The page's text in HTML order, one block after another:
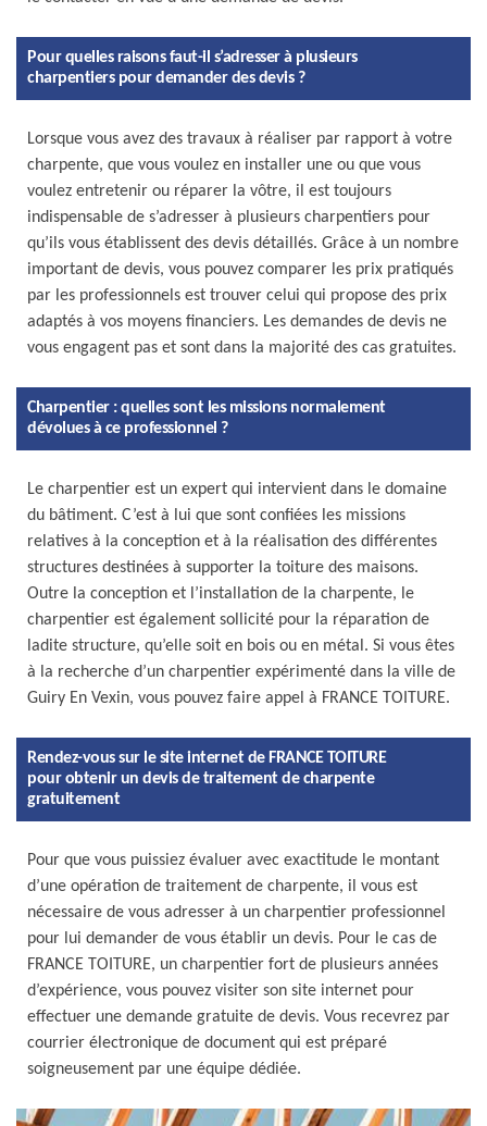
Pour quelles raisons faut-il s’adresser à plusieurs
charpentiers pour demander des devis ?
Lorsque vous avez des travaux à réaliser par rapport à votre
charpente, que vous voulez en installer une ou que vous
voulez entretenir ou réparer la vôtre, il est toujours
indispensable de s’adresser à plusieurs charpentiers pour
qu’ils vous établissent des devis détaillés. Grâce à un nombre
important de devis, vous pouvez comparer les prix pratiqués
par les professionnels est trouver celui qui propose des prix
adaptés à vos moyens financiers. Les demandes de devis ne
vous engagent pas et sont dans la majorité des cas gratuites.
Charpentier : quelles sont les missions normalement
dévolues à ce professionnel ?
Le charpentier est un expert qui intervient dans le domaine
du bâtiment. C’est à lui que sont confiées les missions
relatives à la conception et à la réalisation des différentes
structures destinées à supporter la toiture des maisons.
Outre la conception et l’installation de la charpente, le
charpentier est également sollicité pour la réparation de
ladite structure, qu’elle soit en bois ou en métal. Si vous êtes
à la recherche d’un charpentier expérimenté dans la ville de
Guiry En Vexin, vous pouvez faire appel à FRANCE TOITURE.
Rendez-vous sur le site internet de FRANCE TOITURE
pour obtenir un devis de traitement de charpente
gratuitement
Pour que vous puissiez évaluer avec exactitude le montant
d’une opération de traitement de charpente, il vous est
nécessaire de vous adresser à un charpentier professionnel
pour lui demander de vous établir un devis. Pour le cas de
FRANCE TOITURE, un charpentier fort de plusieurs années
d’expérience, vous pouvez visiter son site internet pour
effectuer une demande gratuite de devis. Vous recevrez par
courrier électronique de document qui est préparé
soigneusement par une équipe dédiée.